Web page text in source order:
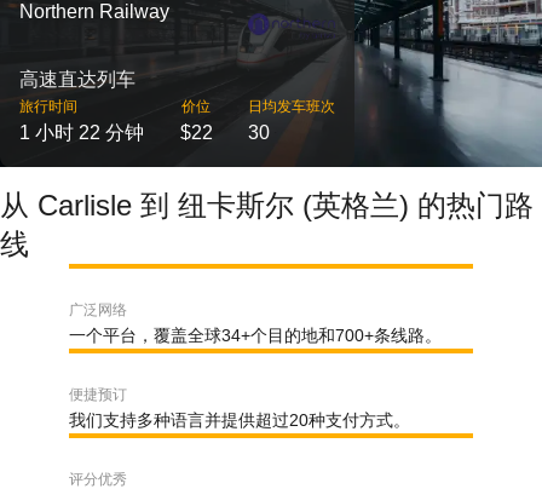
Northern Railway
高速直达列车
旅行时间
1 小时 22 分钟
价位
$22
日均发车班次
30
从 Carlisle 到 纽卡斯尔 (英格兰) 的热门路
线
广泛网络
一个平台，覆盖全球34+个目的地和700+条线路。
便捷预订
我们支持多种语言并提供超过20种支付方式。
评分优秀